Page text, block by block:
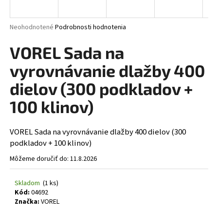
Priemerné hodnotenie produktu je 0,0 z 5 hviezdičiek.
Neohodnotené Podrobnosti hodnotenia
VOREL Sada na
vyrovnávanie dlažby 400
dielov (300 podkladov +
100 klinov)
VOREL Sada na vyrovnávanie dlažby 400 dielov (300
podkladov + 100 klinov)
Môžeme doručiť do: 11.8.2026
Skladom (1 ks)
Kód: 04692
Značka: VOREL
j
ť
?
HĽADAŤ